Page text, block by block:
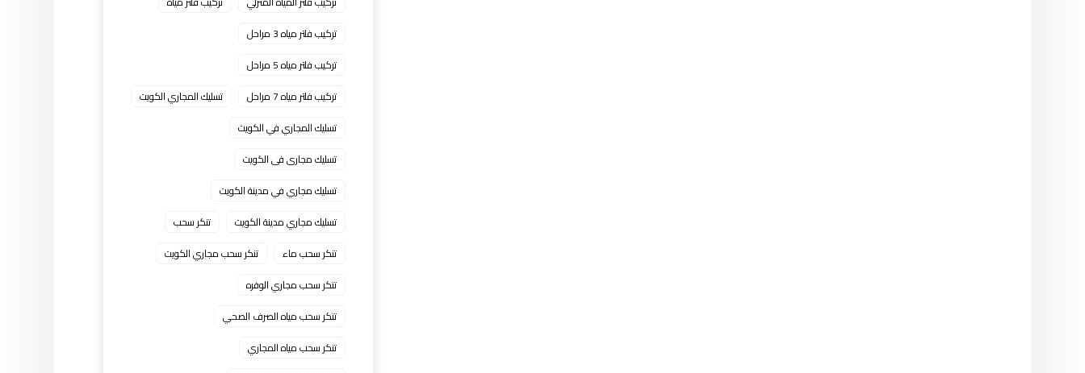
تركيب فلتر مياه 3 مراحل
تركيب فلتر مياه 5 مراحل
تركيب فلتر مياه 7 مراحل
تسليك المجاري الكويت
تسليك المجاري في الكويت
تسليك مجارى فى الكويت
تسليك مجاري في مدينة الكويت
تسليك مجاري مدينة الكويت
تنكر سحب
تنكر سحب ماء
تنكر سحب مجاري الكويت
تنكر سحب مجاري الوفره
تنكر سحب مياه الصرف الصحي
تنكر سحب مياه المجاري